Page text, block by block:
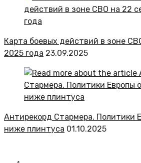
Карта боевых действий в зоне
2025 года 23.09.2025
Антирекорд Стармера. Политики
ниже плинтуса 01.10.2025